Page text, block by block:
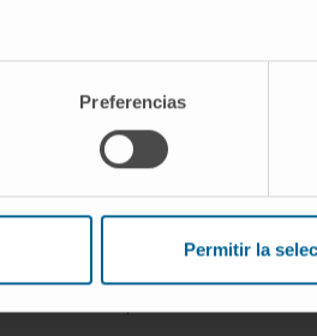
Preferencias
Permitir la
portadores de algún
es una población
verificar, caso por caso,
«antibiótico»?
y βιωτικός («relativo a la
en 1942 para referirse a